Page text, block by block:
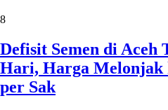
8
Defisit Semen di Aceh
Hari, Harga Melonjak
per Sak